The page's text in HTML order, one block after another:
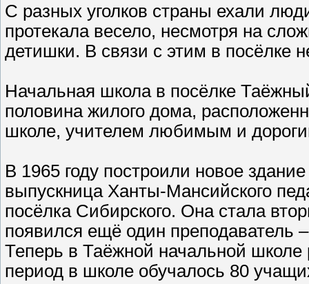
С разных уголков страны ехали
протекала весело, несмотря на
детишки. В связи с этим в посёлке
Начальная школа в посёлке
половина жилого дома,
школе, учителем любимым и
В 1965 году построили новое
выпускница Ханты-Мансийского
посёлка Сибирского. Она стала
появился ещё один преподаватель
Теперь в Таёжной начальной школе
период в школе обучалось 80